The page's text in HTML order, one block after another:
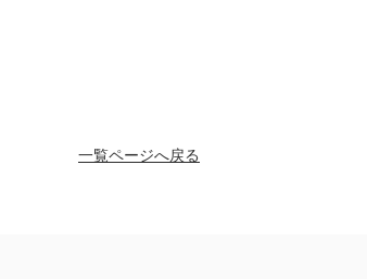
一覧ページへ戻る